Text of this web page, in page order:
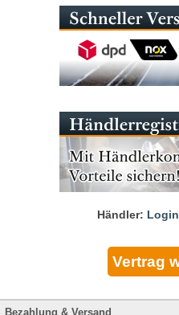
Händler: Login